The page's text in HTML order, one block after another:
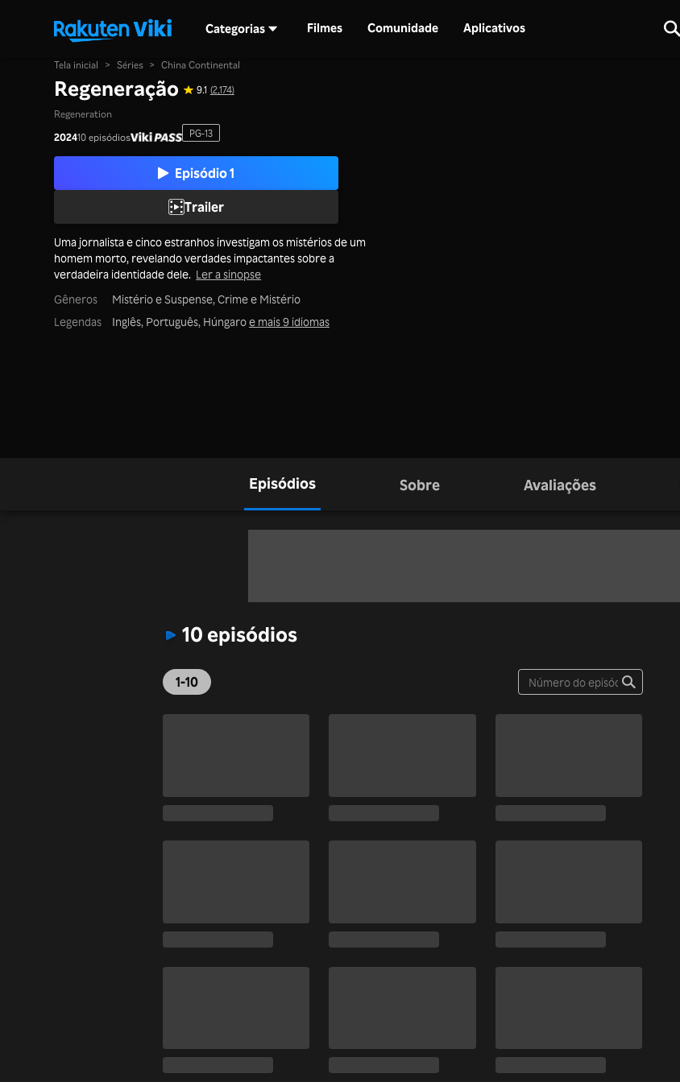
Categorias Filmes Comunidade Aplicativos
Tela inicial > Séries > China Continental
Regeneração 9.1 (2,174)
Regeneration
202410 episódios PG-13
Episódio 1
Trailer
Uma jornalista e cinco estranhos investigam os mistérios de um
homem morto, revelando verdades impactantes sobre a
verdadeira identidade dele. Ler a sinopse
Gêneros
Mistério e Suspense, Crime e Mistério
Legendas
Inglês, Português, Húngaroe mais 9 idiomas
Episódios Sobre Avaliações
10 episódios
1-10